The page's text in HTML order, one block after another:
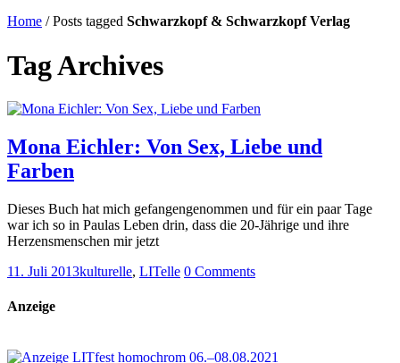
Home /Posts tagged Schwarzkopf & Schwarzkopf Verlag
Tag Archives
Mona Eichler: Von Sex, Liebe und
Farben
Dieses Buch hat mich gefangengenommen und für ein paar Tage
war ich so in Paulas Leben drin, dass die 20-Jährige und ihre
Herzensmenschen mir jetzt
11. Juli 2013kulturelle, LITelle 0 Comments
Anzeige